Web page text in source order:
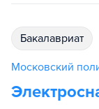
бакалавриат
Московский